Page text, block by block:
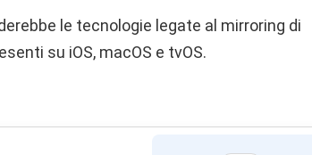
le tecnologie legate al mirroring di
su iOS, macOS e tvOS.